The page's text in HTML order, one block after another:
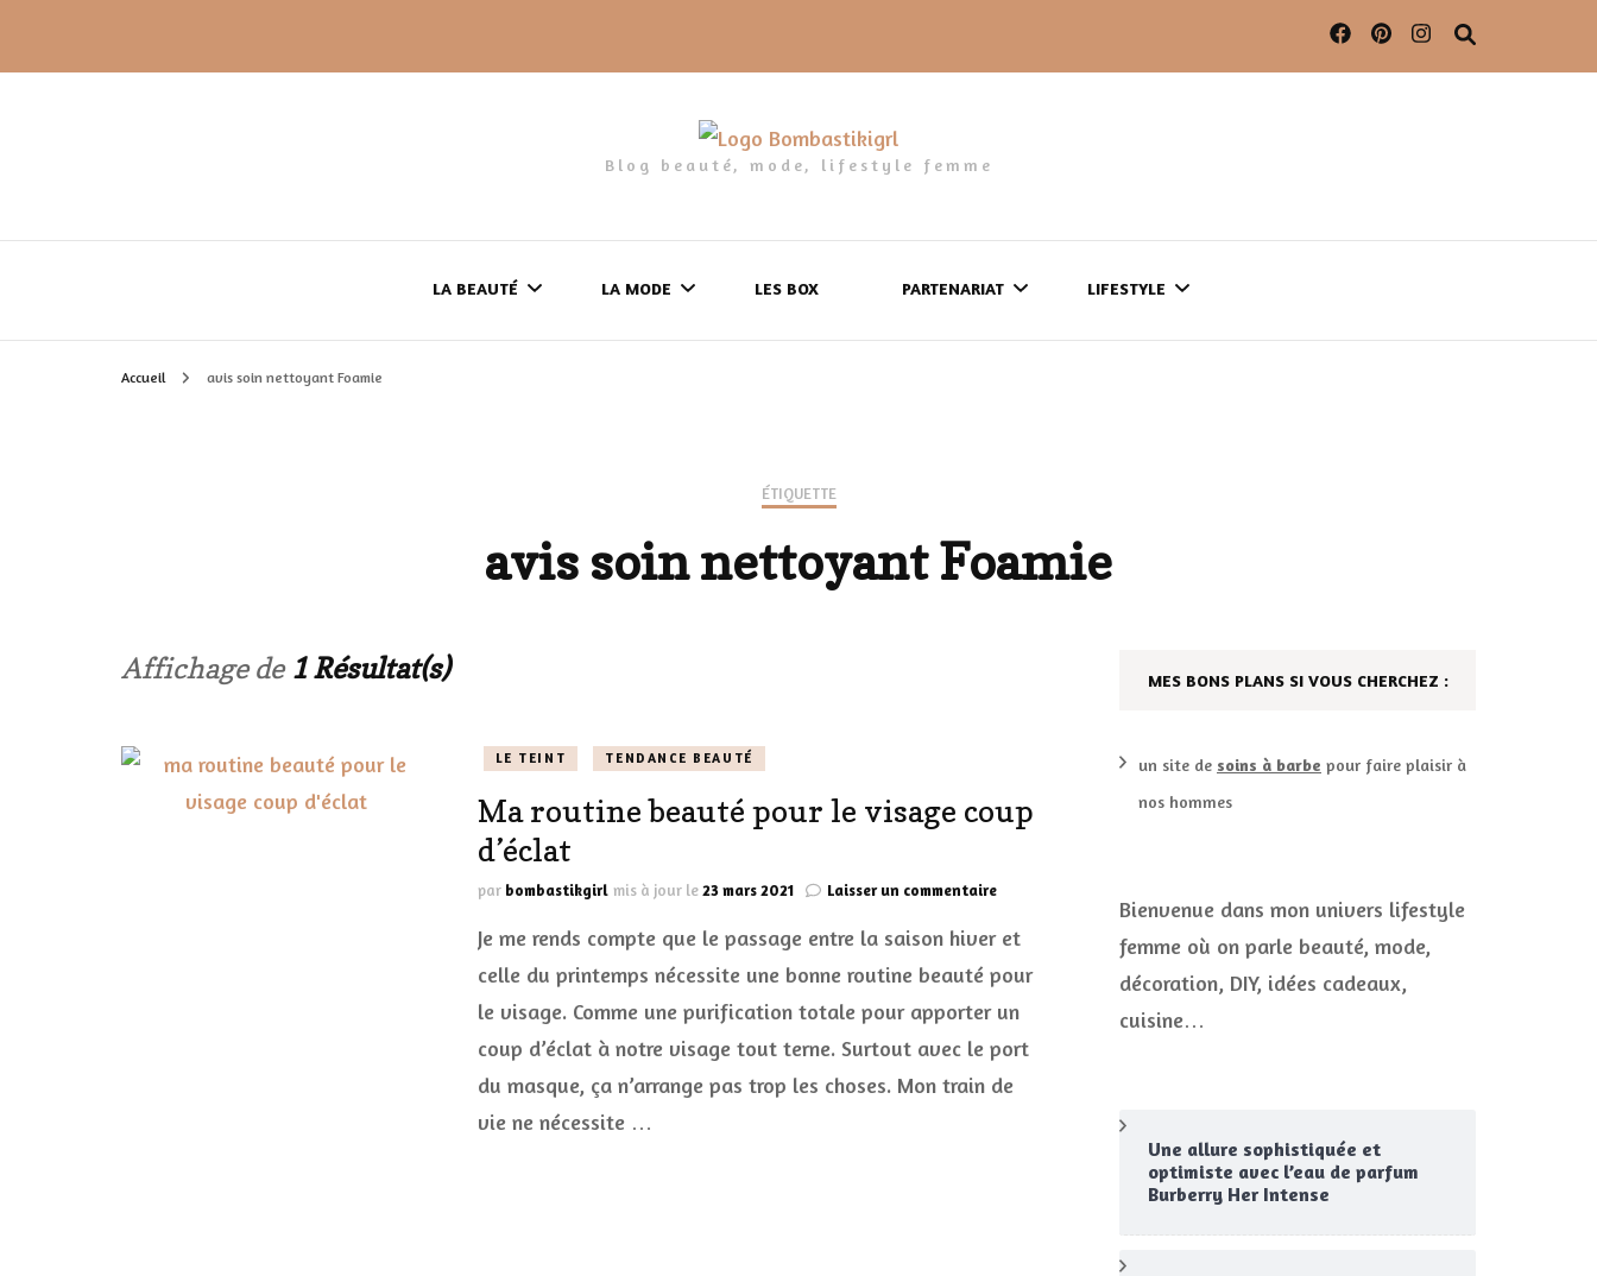
Blog beauté, mode, lifestyle femme
LA BEAUTÉ
LES GELS-DOUCHE
LES DÉOS
LES ONGLES
MAKE-UP
ACCESSOIRES BIEN
PRATIQUES
LA MODE
LES ACCESSOIRES
LES BOX PARTENARIAT LIFESTYLE
DÉCO MAISON
DIY ET CUISINE
LES CALENDRIERS DE
VIE PRATIQUE
JEUX CONCOURS
Accueil avis soin nettoyant Foamie
ÉTIQUETTE
avis soin nettoyant Foamie
Affichage de 1 Résultat(s)
LE TEINT TENDANCE BEAUTÉ
Ma routine beauté pour le visage coup
d’éclat
par bombastikgirl mis à jour le23 mars 2021 Laisser un commentairesur
routine
pour
le
coup
d’éclat
Je me rends compte que le passage entre la saison hiver et
celle du printemps nécessite une bonne routine beauté pour
le visage. Comme une purification totale pour apporter un
coup d’éclat à notre visage tout terne. Surtout avec le port
du masque, ça n’arrange pas trop les choses. Mon train de
vie ne nécessite …
MES BONS PLANS SI VOUS CHERCHEZ :
un site de soins à barbe pour faire plaisir à
nos hommes
Bienvenue dans mon univers lifestyle
femme où on parle beauté, mode,
décoration, DIY, idées cadeaux,
cuisine…
Une allure sophistiquée et
optimiste avec l’eau de parfum
Burberry Her Intense